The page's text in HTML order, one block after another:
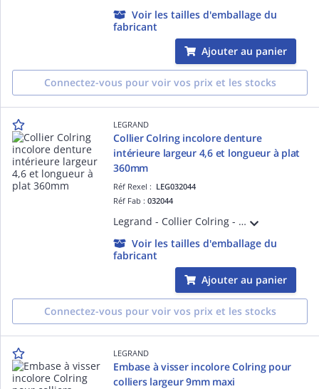
Voir les tailles d'emballage du
fabricant
Ajouter au panier
Connectez-vous pour voir vos prix et les stocks
LEGRAND
Collier Colring incolore denture
intérieure largeur 4,6 et longueur à plat
360mm
Réf Rexel : LEG032044
Réf Fab :032044
Legrand - Collier Colring - dent int polyamide 6/6 - l 4,6 - L 360 - incolore (blist)
Voir les tailles d'emballage du
fabricant
Ajouter au panier
Connectez-vous pour voir vos prix et les stocks
LEGRAND
Embase à visser incolore Colring pour
colliers largeur 9mm maxi